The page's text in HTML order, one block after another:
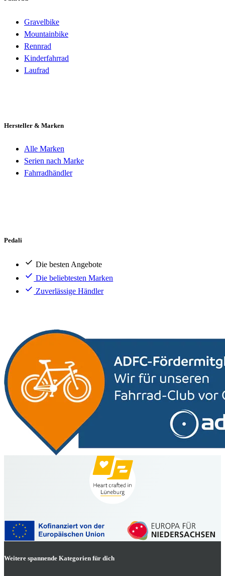
Gravelbike
Mountainbike
Rennrad
Kinderfahrrad
Laufrad
Hersteller & Marken
Alle Marken
Serien nach Marke
Fahrradhändler
Pedali
Die besten Angebote
Die beliebtesten Marken
Zuverlässige Händler
Weitere spannende Kategorien für dich